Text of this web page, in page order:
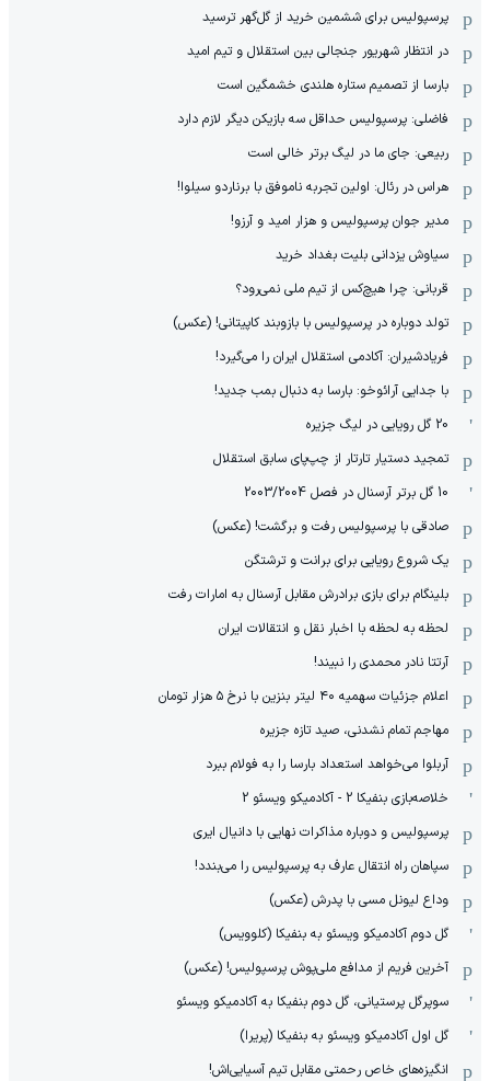
پرسپولیس برای ششمین خرید از گل‌گهر ترسید
در انتظار شهریور جنجالی بین استقلال و تیم امید
بارسا از تصمیم ستاره هلندی خشمگین است
فاضلی: پرسپولیس حداقل سه بازیکن دیگر لازم دارد
ربیعی: جای ما در لیگ برتر خالی است
هراس در رئال: اولین تجربه ناموفق با برناردو سیلوا!
مدیر جوان پرسپولیس و هزار امید و آرزو!
سیاوش یزدانی بلیت بغداد خرید
قربانی: چرا هیچ‌کس از تیم ملی نمی‌رود؟
تولد دوباره در پرسپولیس با بازوبند کاپیتانی! (عکس)
فریادشیران: آکادمی استقلال ایران را می‌گیرد!
با جدایی آرائوخو: بارسا به دنبال بمب جدید!
20 گل رویایی در لیگ جزیره
تمجید دستیار تارتار از چپ‌پای سابق استقلال
10 گل برتر آرسنال در فصل 2003/2004
صادقی با پرسپولیس رفت و برگشت! (عکس)
یک شروع رویایی برای برانت و ترشتگن
بلینگام برای بازی برادرش مقابل آرسنال به امارات رفت
لحظه به لحظه با اخبار نقل و انتقالات ایران
آرتتا نادر محمدی را نبیند!
اعلام جزئیات سهمیه ۴۰ لیتر بنزین با نرخ ۵ هزار تومان
مهاجم تمام نشدنی، صید تازه جزیره
آربلوا می‌خواهد استعداد بارسا را به فولام ببرد
خلاصه‌بازی بنفیکا 2 - آکادمیکو ویسئو 2
پرسپولیس و دوباره مذاکرات نهایی با دانیال ایری
سپاهان راه انتقال عارف به پرسپولیس را می‌بندد!
وداع لیونل مسی با پدرش (عکس)
گل دوم آکادمیکو ویسئو به بنفیکا (کلوویس)
آخرین فریم از مدافع ملی‌پوش پرسپولیس! (عکس)
سوپرگل پرستیانی، گل دوم بنفیکا به آکادمیکو ویسئو
گل اول آکادمیکو ویسئو به بنفیکا (پریرا)
انگیزه‌های خاص رحمتی مقابل تیم‌ آسیایی‌اش!